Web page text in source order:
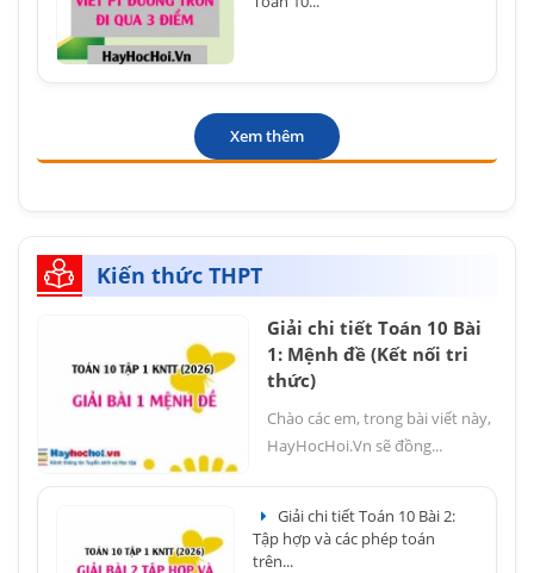
Xem thêm
Kiến thức THPT
Giải chi tiết Toán 10 Bài
1: Mệnh đề (Kết nối tri
thức)
Chào các em, trong bài viết này,
HayHocHoi.Vn sẽ đồng...
Giải chi tiết Toán 10 Bài 2:
Tập hợp và các phép toán
trên...